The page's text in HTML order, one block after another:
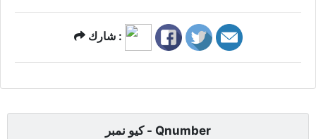
شارك :
كيو نمبر - Qnumber